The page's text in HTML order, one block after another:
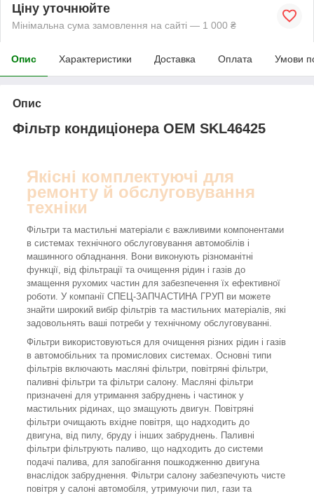
Ціну уточнюйте
Мінімальна сума замовлення на сайті — 1 000 ₴
Опис Характеристики Доставка Оплата Умови
Опис
Фільтр кондиціонера OEM SKL46425
Якісні комплектуючі для
ремонту й обслуговування
техніки
Фільтри та мастильні матеріали є важливими компонентами
в системах технічного обслуговування автомобілів і
машинного обладнання. Вони виконують різноманітні
функції, від фільтрації та очищення рідин і газів до
змащення рухомих частин для забезпечення їх ефективної
роботи. У компанії СПЕЦ-ЗАПЧАСТИНА ГРУП ви можете
знайти широкий вибір фільтрів та мастильних матеріалів, які
задовольнять ваші потреби у технічному обслуговуванні.
Фільтри використовуються для очищення різних рідин і газів
в автомобільних та промислових системах. Основні типи
фільтрів включають масляні фільтри, повітряні фільтри,
паливні фільтри та фільтри салону. Масляні фільтри
призначені для утримання забруднень і частинок у
мастильних рідинах, що змащують двигун. Повітряні
фільтри очищають вхідне повітря, що надходить до
двигуна, від пилу, бруду і інших забруднень. Паливні
фільтри фільтрують паливо, що надходить до системи
подачі палива, для запобігання пошкодженню двигуна
внаслідок забруднення. Фільтри салону забезпечують чисте
повітря у салоні автомобіля, утримуючи пил, гази та